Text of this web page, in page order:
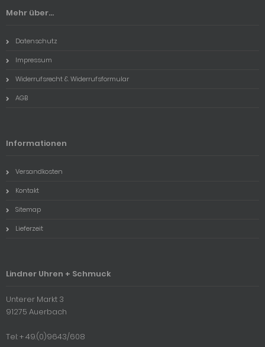
Mehr über...
Datenschutz
Impressum
Widerrufsrecht & Widerrufsformular
AGB
Informationen
Versandkosten
Kontakt
Sitemap
Lieferzeit
Lindner Uhren + Schmuck
Unterer Markt 3
91275 Auerbach
Tel: + 49.(0)9643/608